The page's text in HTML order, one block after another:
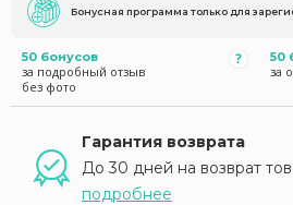
Бонусная программа только для
50 бонусов
за подробный отзыв
без фото
50
за
Гарантия возврата
До 30 дней на возврат
подробнее